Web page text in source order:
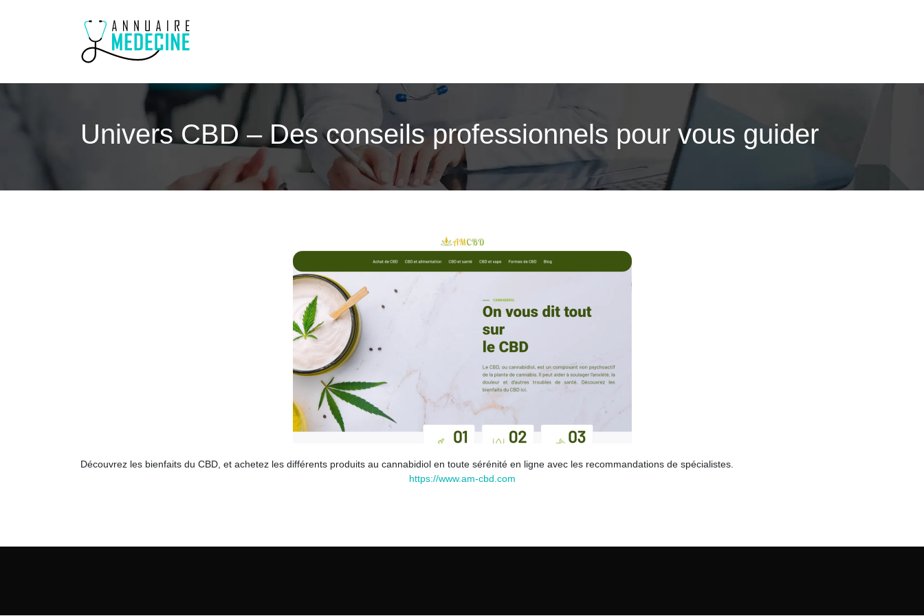
Univers CBD – Des conseils professionnels pour vous guider
Découvrez les bienfaits du CBD, et achetez les différents produits au cannabidiol en toute sérénité en ligne avec les recommandations de spécialistes.
https://www.am-cbd.com